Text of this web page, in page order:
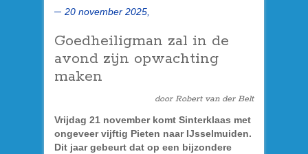
20 november 2025,
Goedheiligman zal in de
avond zijn opwachting
maken
door Robert van der Belt
Vrijdag 21 november komt Sinterklaas met
ongeveer vijftig Pieten naar IJsselmuiden.
Dit jaar gebeurt dat op een bijzondere